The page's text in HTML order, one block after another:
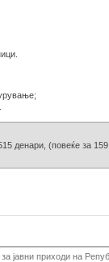
денари, (повеќе за
јавни приходи на